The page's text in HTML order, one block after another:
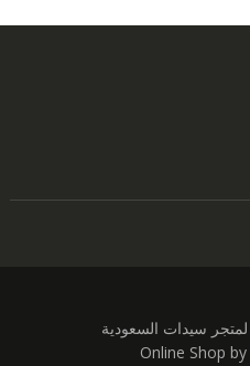
سيدات السعودية
Online Shop by